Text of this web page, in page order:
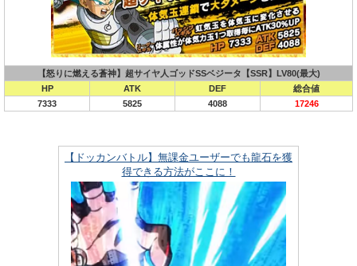
【怒りに燃える蒼神】超サイヤ人ゴッドSSベジータ【SSR】LV80(最大)
HP
ATK DEF
総合値
7333
5825 4088 17246
【ドッカンバトル】無課金ユーザーでも龍石を獲
得できる方法がここに！